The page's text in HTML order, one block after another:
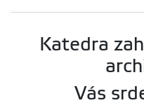
Katedra
Vás